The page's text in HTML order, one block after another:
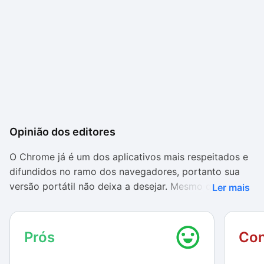
Opinião dos editores
O Chrome já é um dos aplicativos mais respeitados e
difundidos no ramo dos navegadores, portanto sua
versão portátil não deixa a desejar. Mesmo que não
possui praticamente as mesmas funcionalidades que a
edição original.
Ler mais
Prós